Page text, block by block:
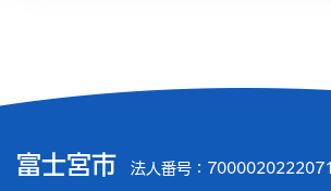
富士宮市 法人番号：7000020222071